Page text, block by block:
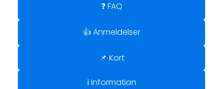
❓ FAQ
👍 Anmeldelser
📌 Kort
ℹ️ Information